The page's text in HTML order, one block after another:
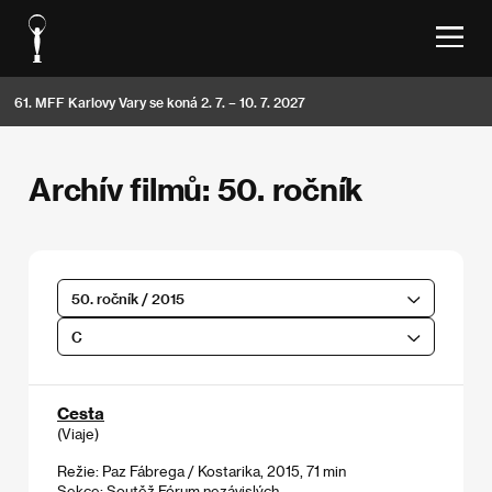
61. MFF Karlovy Vary se koná 2. 7. – 10. 7. 2027
Archív filmů: 50. ročník
50. ročník / 2015
C
Cesta
(Viaje)
Režie: Paz Fábrega / Kostarika, 2015, 71 min